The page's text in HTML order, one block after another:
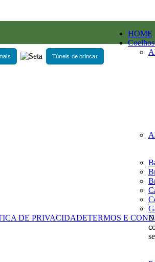
HOME
Túneis de brincar
DE PRIVACIDADETERMOS E
Todos os valores incluem IVA à taxa